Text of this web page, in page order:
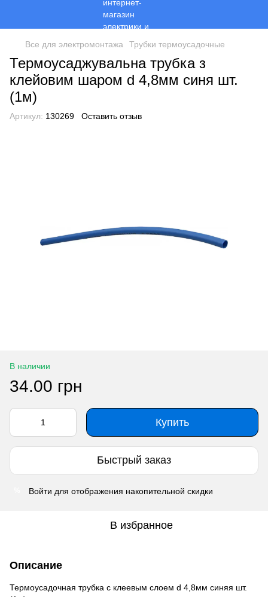
Все для электромонтажа Трубки термоусадочные
Термоусаджувальна трубка з
клейовим шаром d 4,8мм синя шт.
(1м)
Артикул: 130269 Оставить отзыв
В наличии
34.00 грн
Купить
Быстрый заказ
Войти для отображения накопительной скидки
В избранное
Описание
Термоусадочная трубка с клеевым слоем d 4,8мм синяя шт.